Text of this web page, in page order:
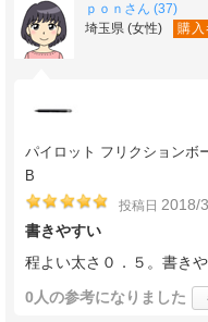
ｐｏｎさん (37)
埼玉県 (女性)
購入
パイロット フリクションボ
B
投稿日 2018/
書きやすい
程よい太さ０．５。書き
0人の参考になりました